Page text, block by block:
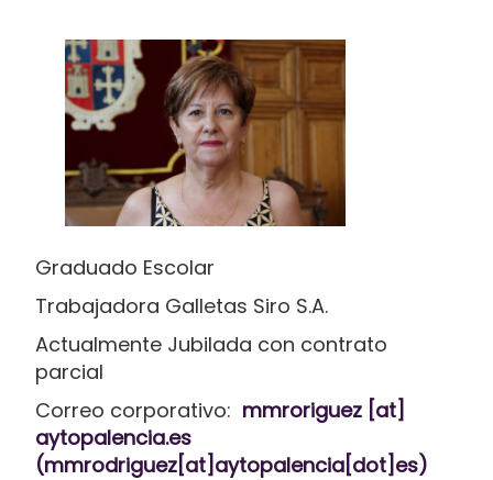
Graduado Escolar
Trabajadora Galletas Siro S.A.
Actualmente Jubilada con contrato
parcial
Correo corporativo: mmroriguez [at]
aytopalencia.es
(mmrodriguez[at]aytopalencia[dot]es)